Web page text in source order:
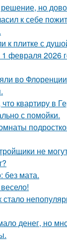
но
к себе
к плитке с
февраля 2026
во
квартиру в
с помойки.
не
без мата.
стало
денег, но